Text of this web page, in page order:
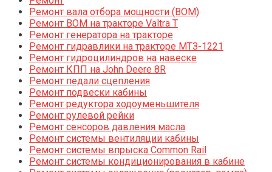
Ремонт вала отбора мощности (ВОМ)
Ремонт ВОМ на тракторе Valtra T
Ремонт генератора на тракторе
Ремонт гидравлики на тракторе МТЗ-1221
Ремонт гидроцилиндров на навеске
Ремонт КПП на John Deere 8R
Ремонт педали сцепления
Ремонт подвески кабины
Ремонт редуктора ходоуменьшителя
Ремонт рулевой рейки
Ремонт сенсоров давления масла
Ремонт системы вентиляции кабины
Ремонт системы впрыска Common Rail
Ремонт системы кондиционирования в кабине